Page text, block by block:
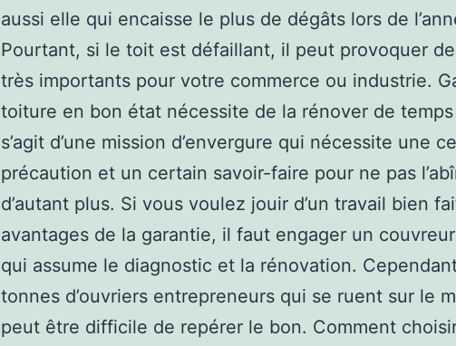
aussi elle qui encaisse le plus de dégâts lors de
Pourtant, si le toit est défaillant, il peut provoquer
très importants pour votre commerce ou industrie.
toiture en bon état nécessite de la rénover de
s’agit d’une mission d’envergure qui nécessite une
précaution et un certain savoir-faire pour ne pas
d’autant plus. Si vous voulez jouir d’un travail bien
avantages de la garantie, il faut engager un
qui assume le diagnostic et la rénovation.
tonnes d’ouvriers entrepreneurs qui se ruent sur le
peut être difficile de repérer le bon. Comment